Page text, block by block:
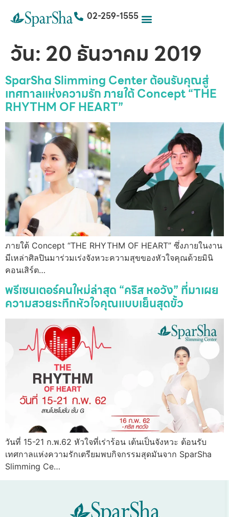
02-259-1555
วัน:20 ธันวาคม 2019
SparSha Slimming Center ต้อนรับคุณสู่
เทศกาลแห่งความรัก ภายใต้ Concept “THE
RHYTHM OF HEART”
ภายใต้ Concept “THE RHYTHM OF HEART” ซึ่งภายในงาน
มีเหล่าศิลปินมาร่วมเร่งจังหวะความสุขของหัวใจคุณด้วยมินิ
คอนเสิร์ต…
พรีเซนเตอร์คนใหม่ล่าสุด “คริส หอวัง” ที่มาเผย
ความสวยระทึกหัวใจคุณแบบเย็นสุดขั้ว
วันที่ 15-21 ก.พ.62 หัวใจที่เร่าร้อน เต้นเป็นจังหวะ ต้อนรับ
เทศกาลแห่งความรักเตรียมพบกิจกรรมสุดมันจาก SparSha
Slimming Ce…